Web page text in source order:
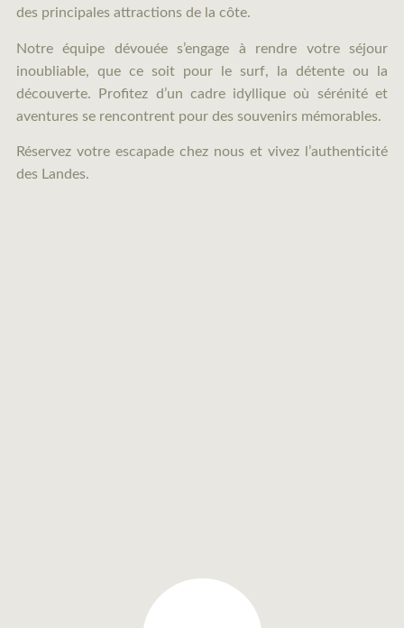
des principales attractions de la côte.
Notre équipe dévouée s’engage à rendre votre séjour
inoubliable, que ce soit pour le surf, la détente ou la
découverte.
Profitez d’un cadre idyllique où sérénité et
aventures se rencontrent pour des souvenirs mémorables.
Réservez votre escapade chez nous et vivez l’authenticité
des Landes.